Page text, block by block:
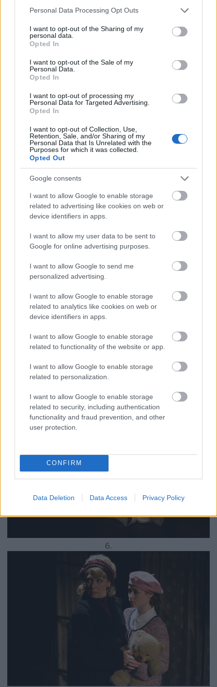
Please note that this website/app uses one or more Google
not limited to your visit or usage behaviour. You may click to
grant or deny consent to Google and its third-party tags to
use your data for below specified purposes in below Google
consent section.
Personal Data Processing Opt Outs
I want to opt-out of the Sharing of my
personal data.
Opted In
I want to opt-out of the Sale of my
Personal Data.
Opted In
I want to opt-out of processing my
Personal Data for Targeted Advertising.
Opted In
I want to opt-out of Collection, Use,
Retention, Sale, and/or Sharing of my
Personal Data that Is Unrelated with the
Purposes for which it was collected.
Opted Out
Google consents
I want to allow Google to enable storage
related to advertising like cookies on web or
device identifiers in apps.
I want to allow my user data to be sent to
Google for online advertising purposes.
I want to allow Google to send me
personalized advertising.
I want to allow Google to enable storage
related to analytics like cookies on web or
device identifiers in apps.
I want to allow Google to enable storage
related to functionality of the website or app.
I want to allow Google to enable storage
related to personalization.
I want to allow Google to enable storage
related to security, including authentication
functionality and fraud prevention, and other
user protection.
CONFIRM
Data Deletion Data Access Privacy Policy
5.
6.